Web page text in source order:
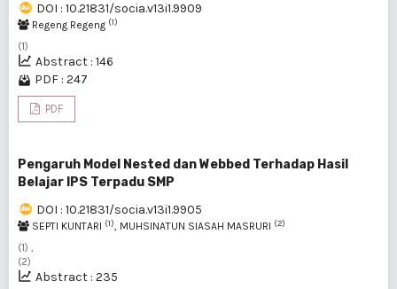
DOI : 10.21831/socia.v13i1.9909
Regeng Regeng (1)
(1)
Abstract : 146
PDF : 247
PDF
Pengaruh Model Nested dan Webbed Terhadap Hasil
Belajar IPS Terpadu SMP
DOI : 10.21831/socia.v13i1.9905
SEPTI KUNTARI (1), MUHSINATUN SIASAH MASRURI (2)
(1) ,
(2)
Abstract : 235